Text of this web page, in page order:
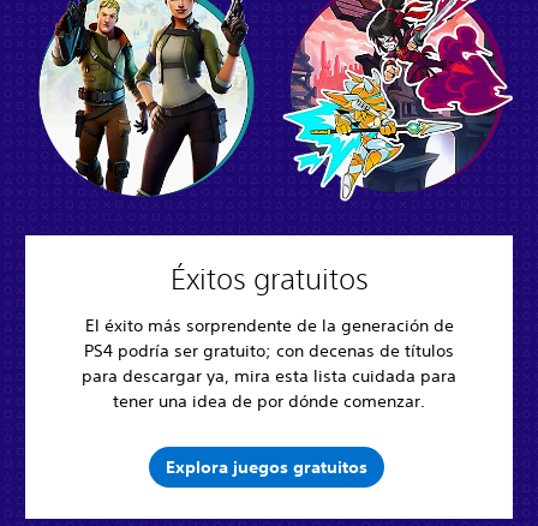
Éxitos gratuitos
El éxito más sorprendente de la generación de
PS4 podría ser gratuito; con decenas de títulos
para descargar ya, mira esta lista cuidada para
tener una idea de por dónde comenzar.
Explora juegos gratuitos